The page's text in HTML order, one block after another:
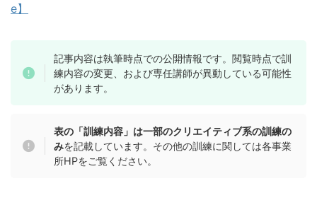
e】
記事内容は執筆時点での公開情報です。閲覧時点で訓
練内容の変更、および専任講師が異動している可能性
があります。
表の「訓練内容」は一部のクリエイティブ系の訓練の
みを記載しています。その他の訓練に関しては各事業
所HPをご覧ください。